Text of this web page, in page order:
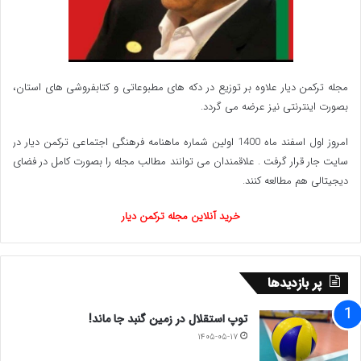
گرگور کی بود؟ و چرا سقوط کرد؟
پیش‌تر، انسان در تفکر سنتی، دارای روح، اراده، و منزلت قدسی
بود. اما در روایت کافکا:
اجتماعی.
• وقتی این نقش از بین برود، هویت فردی و حتی انسان‌بودن
«مسخ» تصویری تبارشناختی‌ست از سقوط انسان از مقام
سوژه‌ی اخلاقی/الهی به ابزار اقتصادی/بوروکراتیک.
جایگاه اثر در سنت خوانش فلسفی
مجله ترکمن دیار علاوه بر توزیع در دکه های مطبوعاتی و کتابفروشی های استان،
بصورت اینترنتی نیز عرضه می گردد.‌
امروز اول اسفند ماه 1400 اولین شماره ماهنامه فرهنگی اجتماعی ترکمن دیار در
سایت جار قرار گرفت . علاقمندان می توانند مطالب مجله را بصورت کامل در فضای
دیجیتالی هم مطالعه کنند.
خرید آنلاین مجله ترکمن دیار
پر بازدیدها
توپ استقلال در زمین گنبد جا ماند!
۱۴۰۵-۰۵-۱۷